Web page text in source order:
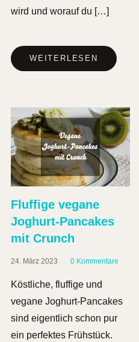
wird und worauf du […]
WEITERLESEN
Fluffige vegane
Joghurt-Pancakes
mit Crunch
24. März 2023 0 Kommentare
Köstliche, fluffige und
vegane Joghurt-Pancakes
sind eigentlich schon pur
ein perfektes Frühstück.